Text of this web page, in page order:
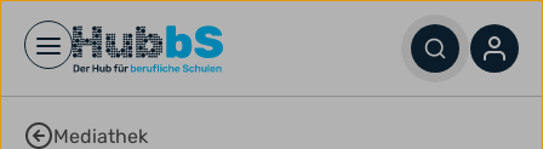
Open main menu
Mediathek